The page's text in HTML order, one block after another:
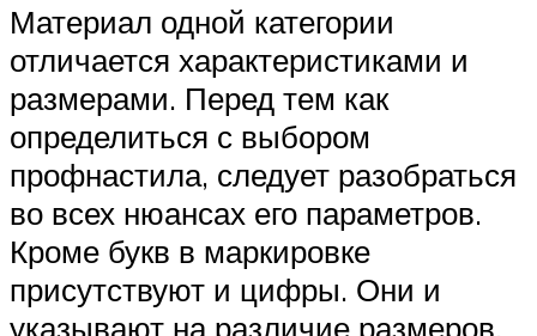
Материал одной категории
отличается характеристиками и
размерами. Перед тем как
определиться с выбором
профнастила, следует разобраться
во всех нюансах его параметров.
Кроме букв в маркировке
присутствуют и цифры. Они и
указывают на различие размеров.